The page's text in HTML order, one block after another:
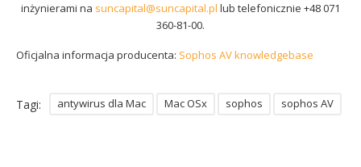
inżynierami na suncapital@suncapital.pl lub telefonicznie +48 071
360-81-00.
Oficjalna informacja producenta: Sophos AV knowledgebase
Tagi: antywirus dla Mac Mac OSx sophos sophos AV